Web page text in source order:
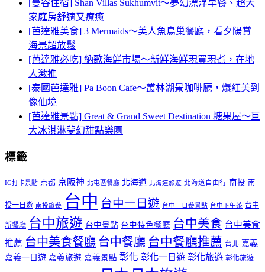
[曼谷住宿] Shan Villas Sukhumvit～夢幻漂浮早餐、超大
家庭房舒適又療癒
[芭達雅美食] 3 Mermaids～美人魚鳥巢餐廳，看夕陽賞
海景超放鬆
[芭達雅必吃] 納歌海鮮市場～新鮮海鮮現買現煮，在地
人激推
[泰國芭達雅] Pa Boon Cafe～叢林湖景咖啡廳，爆紅美到
像仙境
[芭達雅景點] Great & Grand Sweet Destination 糖果屋～巨
大冰淇淋夢幻甜點樂園
標籤
IG打卡景點 京都 京阪神 北屯區餐廳 北海道 北海道旅遊 北海道自由行 南投 南
投一日遊 南投旅遊 台中 台中一日遊 台中一日遊景點 台中下午茶 台中
新餐廳 台中旅遊 台中景點 台中特色餐廳 台中美食 台中美食
推薦 台中美食餐廳 台中餐廳 台中餐廳推薦 台北 嘉義
嘉義一日遊 嘉義旅遊 嘉義景點 彰化 彰化一日遊 彰化旅遊 彰化旅遊